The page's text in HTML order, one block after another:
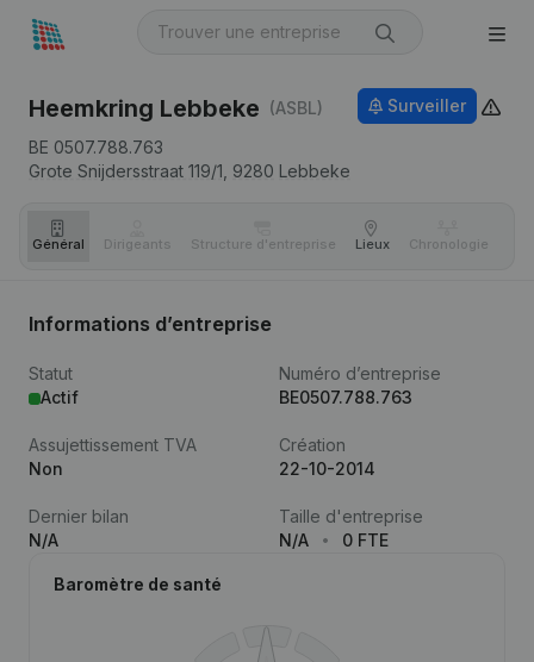
Heemkring Lebbeke (ASBL)
BE 0507.788.763
Grote Snijdersstraat 119/1, 9280 Lebbeke
Surveiller
Général Dirigeants Structure d'entreprise Lieux Chronologie
Informations d’entreprise
Statut
Actif
Numéro d’entreprise
BE0507.788.763
Assujettissement TVA
Non
Création
22-10-2014
Dernier bilan
N/A
Taille d'entreprise
N/A
0 FTE
Baromètre de santé